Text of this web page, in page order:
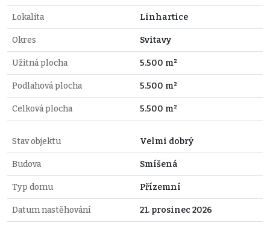
Lokalita Linhartice
Okres Svitavy
Užitná plocha 5.500 m²
Podlahová plocha 5.500 m²
Celková plocha 5.500 m²
Stav objektu Velmi dobrý
Budova Smíšená
Typ domu Přízemní
Datum nastěhování 21. prosinec 2026